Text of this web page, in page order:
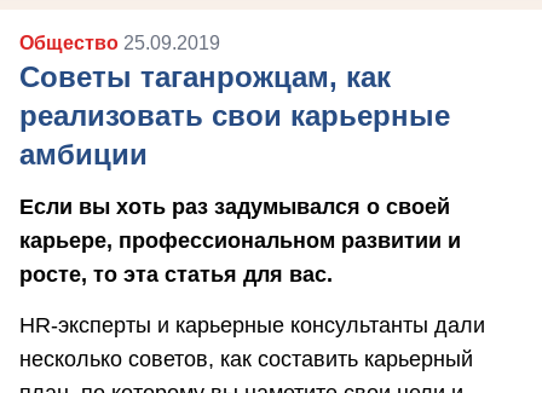
Общество 25.09.2019
Советы таганрожцам, как
реализовать свои карьерные
амбиции
Если вы хоть раз задумывался о своей
карьере, профессиональном развитии и
росте, то эта статья для вас.
HR-эксперты и карьерные консультанты дали
несколько советов, как составить карьерный